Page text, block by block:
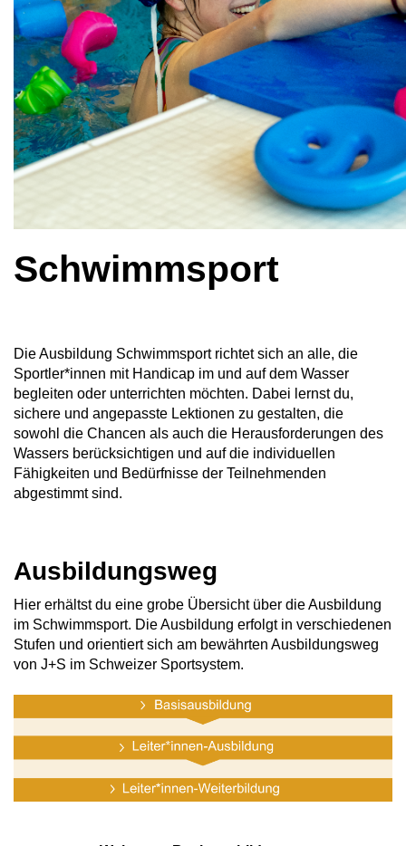
Schwimmsport
Die Ausbildung Schwimmsport richtet sich an alle, die
Sportler*innen mit Handicap im und auf dem Wasser
begleiten oder unterrichten möchten. Dabei lernst du,
sichere und angepasste Lektionen zu gestalten, die
sowohl die Chancen als auch die Herausforderungen des
Wassers berücksichtigen und auf die individuellen
Fähigkeiten und Bedürfnisse der Teilnehmenden
abgestimmt sind.
Ausbildungsweg
Hier erhältst du eine grobe Übersicht über die Ausbildung
im Schwimmsport. Die Ausbildung erfolgt in verschiedenen
Stufen und orientiert sich am bewährten Ausbildungsweg
von J+S im Schweizer Sportsystem.